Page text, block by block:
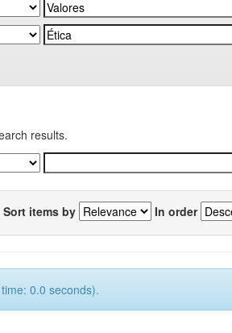
results.
Sort items by In order
0.0 seconds).